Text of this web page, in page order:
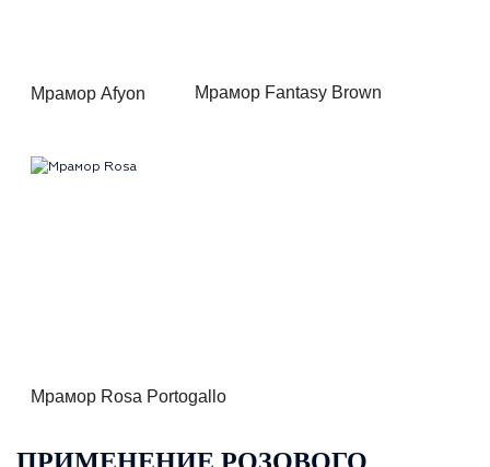
Мрамор Afyon Мрамор Fantasy Brown
Мрамор Rosa Portogallo